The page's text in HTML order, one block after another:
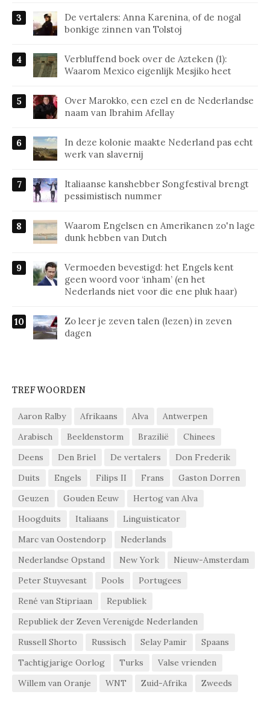
De vertalers: Anna Karenina, of de nogal
bonkige zinnen van Tolstoj
Verbluffend boek over de Azteken (1):
Waarom Mexico eigenlijk Mesjiko heet
Over Marokko, een ezel en de Nederlandse
naam van Ibrahim Afellay
In deze kolonie maakte Nederland pas echt
werk van slavernij
Italiaanse kanshebber Songfestival brengt
pessimistisch nummer
Waarom Engelsen en Amerikanen zo'n lage
dunk hebben van Dutch
Vermoeden bevestigd: het Engels kent
geen woord voor ‘inham’ (en het
Nederlands niet voor die ene pluk haar)
Zo leer je zeven talen (lezen) in zeven
dagen
TREFWOORDEN
Aaron Ralby Afrikaans Alva
Antwerpen
Arabisch
Beeldenstorm Brazilië
Chinees
Deens
Den Briel De vertalers
Don Frederik
Duits
Engels Filips II Frans
Gaston Dorren
Geuzen
Gouden Eeuw
Hertog van Alva
Hoogduits
Italiaans
Linguisticator
Marc van Oostendorp
Nederlands
Nederlandse Opstand
New York
Nieuw-Amsterdam
Peter Stuyvesant
Pools
Portugees
René van Stipriaan
Republiek
Republiek der Zeven Verenigde Nederlanden
Russell Shorto
Russisch Selay Pamir
Spaans
Tachtigjarige Oorlog
Turks
Valse vrienden
Willem van Oranje
WNT Zuid-Afrika Zweeds